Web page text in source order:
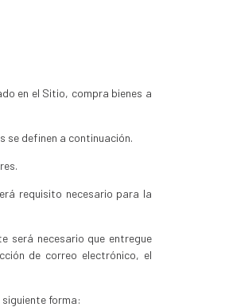
en el Sitio, compra bienes a
se definen a continuación.
requisito necesario para la
será necesario que entregue
de correo electrónico, el
forma: